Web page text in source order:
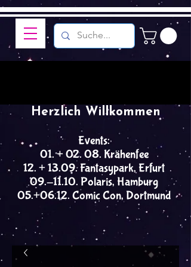
Events:
01. + 02. 08. Krähenfee
12. + 13.09. Fantasypark, Erfurt
09.-11.10. Polaris, Hamburg
05.+06.12. Comic Con, Dortmund
Herzlich Willkommen